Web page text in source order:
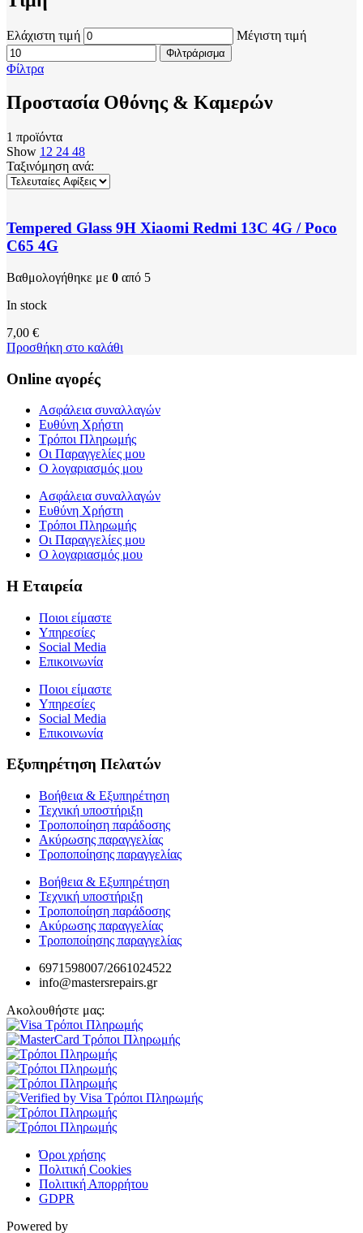
Ελάχιστη τιμή Μέγιστη τιμή
Φιλτράρισμα
Φίλτρα
Προστασία Οθόνης & Καμερών
1 προϊόντα
Show 12 24 48
Ταξινόμηση ανά:
Tempered Glass 9H Xiaomi Redmi 13C 4G / Poco
C65 4G
Βαθμολογήθηκε με 0 από 5
In stock
7,00 €
Προσθήκη στο καλάθι
Online αγορές
Ασφάλεια συναλλαγών
Ευθύνη Χρήστη
Τρόποι Πληρωμής
Οι Παραγγελίες μου
Ο λογαριασμός μου
Ασφάλεια συναλλαγών
Ευθύνη Χρήστη
Τρόποι Πληρωμής
Οι Παραγγελίες μου
Ο λογαριασμός μου
Η Εταιρεία
Ποιοι είμαστε
Υπηρεσίες
Social Media
Επικοινωνία
Ποιοι είμαστε
Υπηρεσίες
Social Media
Επικοινωνία
Εξυπηρέτηση Πελατών
Βοήθεια & Εξυπηρέτηση
Τεχνική υποστήριξη
Τροποποίηση παράδοσης
Ακύρωσης παραγγελίας
Τροποποίησης παραγγελίας
Βοήθεια & Εξυπηρέτηση
Τεχνική υποστήριξη
Τροποποίηση παράδοσης
Ακύρωσης παραγγελίας
Τροποποίησης παραγγελίας
6971598007/2661024522
info@mastersrepairs.gr
Ακολουθήστε μας:
Όροι χρήσης
Πολιτική Cookies
Πολιτική Απορρήτου
GDPR
Powered by